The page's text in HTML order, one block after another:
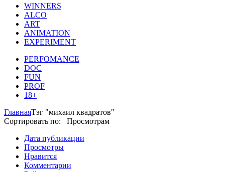
WINNERS
ALCO
ART
ANIMATION
EXPERIMENT
PERFOMANCE
DOC
FUN
PROF
18+
ГлавнаяТэг "михаил квадратов"
Сортировать по: Просмотрам
Дата публикации
Просмотры
Нравится
Комментарии